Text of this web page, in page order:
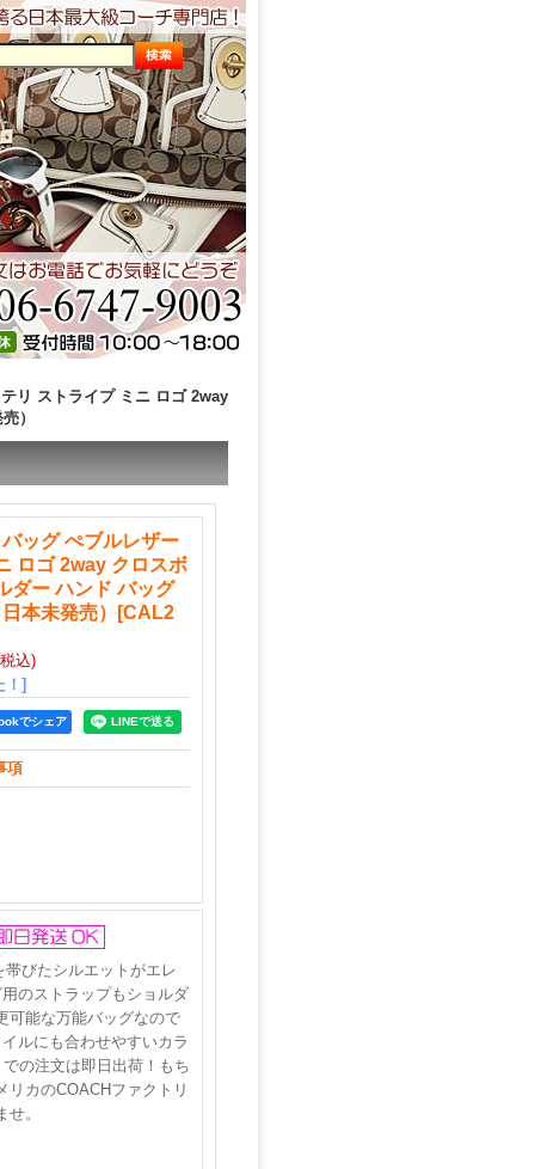
リ ストライプ ミニ ロゴ 2way
）
ッグ ぺブルレザー
ロゴ 2way クロスボ
ダー ハンド バッグ
本未発売）
[CAL2
込)
！]
でシェア
項
びたシルエットがエレ
のストラップもショルダ
可能な万能バッグなので
ルにも合わせやすいカラ
の注文は即日出荷！もち
カのCOACHファクトリ
。